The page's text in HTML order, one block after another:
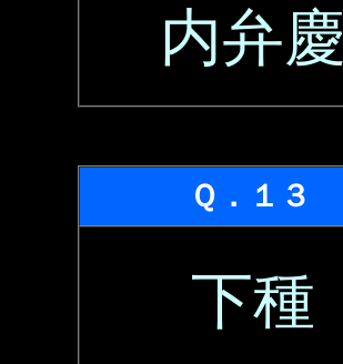
内弁慶
Ｑ．１３
下種